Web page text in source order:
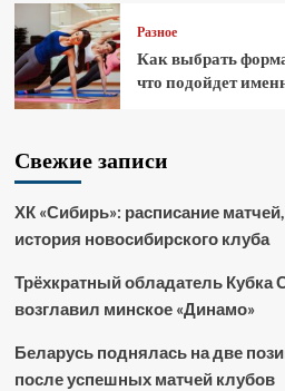
Разное
Как выбрать
что подойдет
Свежие записи
ХК «Сибирь»: расписание
история новосибирского клуба
Трёхкратный обладатель Кубка
возглавил минское «Динамо»
Беларусь поднялась на две
после успешных матчей клубов